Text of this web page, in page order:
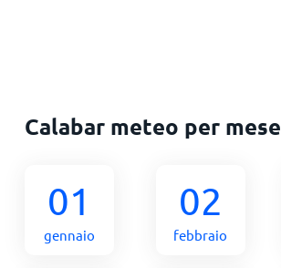
Calabar meteo per mese
01
gennaio
02
febbraio